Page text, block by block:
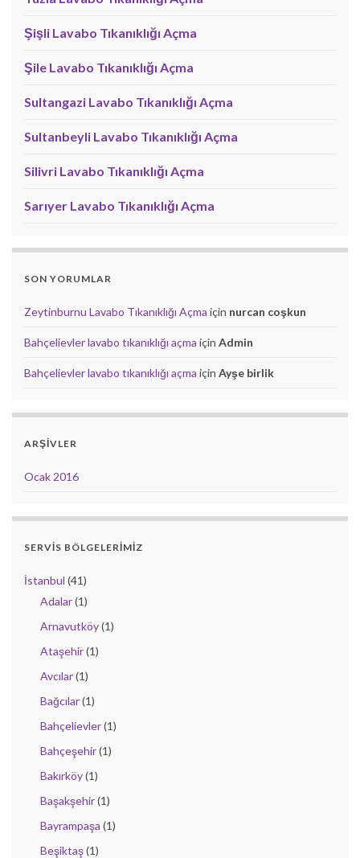
Şişli Lavabo Tıkanıklığı Açma
Şile Lavabo Tıkanıklığı Açma
Sultangazi Lavabo Tıkanıklığı Açma
Sultanbeyli Lavabo Tıkanıklığı Açma
Silivri Lavabo Tıkanıklığı Açma
Sarıyer Lavabo Tıkanıklığı Açma
SON YORUMLAR
Zeytinburnu Lavabo Tıkanıklığı Açma için nurcan coşkun
Bahçelievler lavabo tıkanıklığı açma için Admin
Bahçelievler lavabo tıkanıklığı açma için Ayşe birlik
ARŞIVLER
Ocak 2016
SERVIS BÖLGELERIMIZ
İstanbul (41)
Adalar(1)
Arnavutköy(1)
Ataşehir(1)
Avcılar(1)
Bağcılar(1)
Bahçelievler(1)
Bahçeşehir(1)
Bakırköy(1)
Başakşehir(1)
Bayrampaşa (1)
Beşiktaş(1)